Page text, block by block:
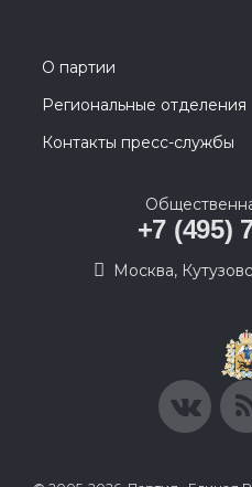
О партии
Региональные отделения
Контакты пресс-службы
+7 (495)
Москва,